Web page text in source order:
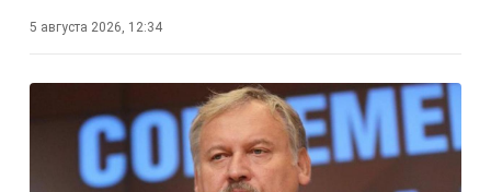
5 августа 2026, 12:34